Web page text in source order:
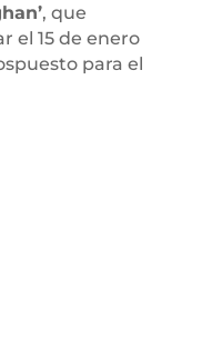
, que
el 15 de enero
para el